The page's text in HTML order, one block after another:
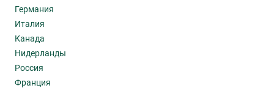
Германия
Италия
Канада
Нидерланды
Россия
Франция